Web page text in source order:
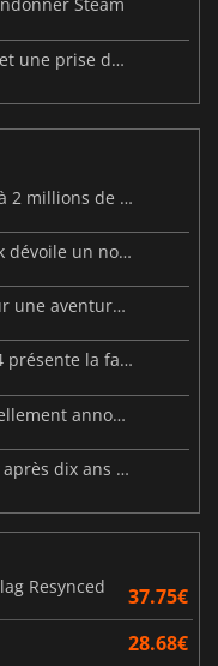
Steam
Des cartes de logiciels malveillants et une prise de contrôle de Discord ont touché Meccha Chameleon
Resident Evil: Veronica dépasse déjà 2 millions de wishlists
Beast of Reincarnation : Game Freak dévoile un nouveau pari
Big Walk est disponible : partez pour une aventure entre amis
Warhammer 40 000 : Dawn of War 4 présente la faction des Nécrons
Le DLC Nioh 3 : Hell Rising est officiellement annoncé
Forsaken Realms : Vahrin's Call sort après dix ans de développement
Resynced
37.75€
28.68€